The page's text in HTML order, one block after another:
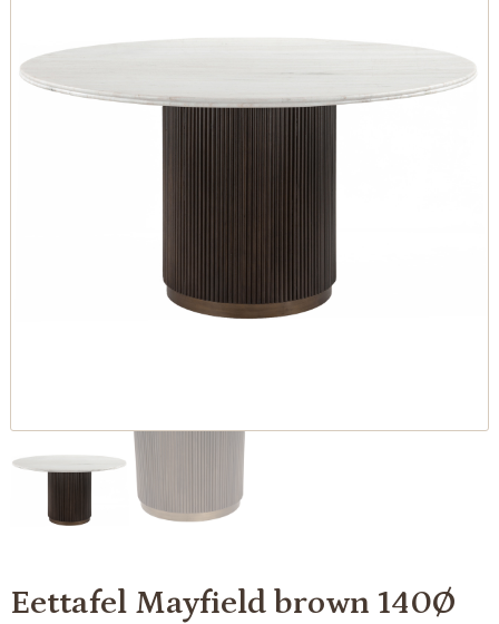
Eettafel Mayfield brown 140Ø